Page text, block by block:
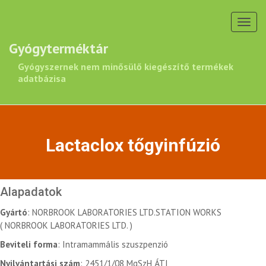
Gyógyterméktár
Gyógyszernek nem minősülő kiegészítő termékek
adatbázisa
Lactaclox tőgyinfúzió
Alapadatok
Gyártó: NORBROOK LABORATORIES LTD.STATION WORKS
( NORBROOK LABORATORIES LTD. )
Beviteli forma: Intramammális szuszpenzió
Nyilvántartási szám: 2451/1/08 MgSzH ÁTI